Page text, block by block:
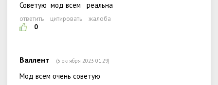
Советую мод всем реальна
ответить цитировать
жалоба
0
Валлент (5 октября 2023 01:29)
Мод всем очень советую